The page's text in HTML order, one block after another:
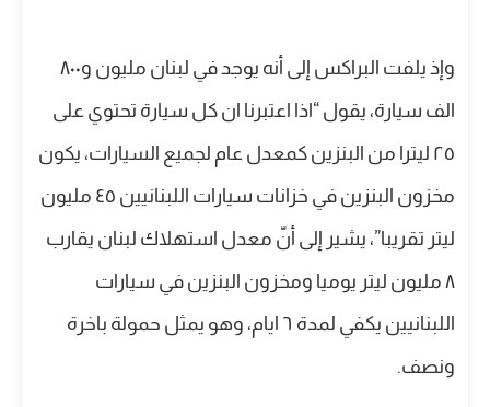
وإذ يلفت البراكس إلى أنه يوجد في لبنان مليون و٨٠٠
الف سيارة، يقول “اذا اعتبرنا ان كل سيارة تحتوي على
٢٥ ليترا من البنزين كمعدل عام لجميع السيارات، يكون
مخزون البنزين في خزانات سيارات اللبنانيين ٤٥ مليون
ليتر تقريبا”، يشير إلى أنّ معدل استهلاك لبنان يقارب
٨ مليون ليتر يوميا ومخزون البنزين في سيارات
اللبنانيين يكفي لمدة ٦ ايام، وهو يمثل حمولة باخرة
ونصف.